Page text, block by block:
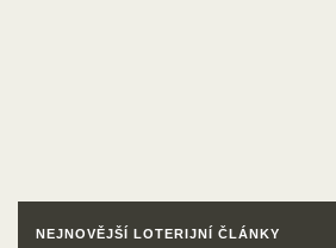
NEJNOVĚJŠÍ LOTERIJNÍ ČLÁNKY